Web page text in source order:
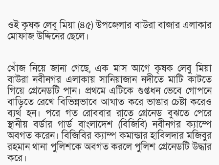
ওই কৃষক লেবু মিয়া (৪৫) উপজেলার বাউরা বাজার এলাকার
মোফাজ উদ্দিনের ছেলে।
খোঁজ নিয়ে জানা গেছে, এক মাস আগে কৃষক লেবু মিয়া
বাউরা নবীনগর এলাকায় সানিয়াজান নদীতে মাটি কাটতে
গিয়ে গ্রেনেডটি পান। প্রথমে এটিকে গুপ্তধন ভেবে গোপনে
বাড়িতে রেখে বিভিন্নভাবে আঘাত করে ভাঙার চেষ্টা করেও
ব্যর্থ হন। পরে গত রোববার রাতে গ্রেনেড বুঝতে পেরে
স্থানীয় বর্ডার গার্ড বাংলাদেশ (বিজিবি) নবীনগর ক্যাম্পে
অবগত করেন। বিজিবির ক্যাম্প কমান্ডার হাবিলদার মজিবুর
রহমান থানা পুলিশকে অবগত করলে পুলিশ গ্রেনেডটি উদ্ধার
করে।